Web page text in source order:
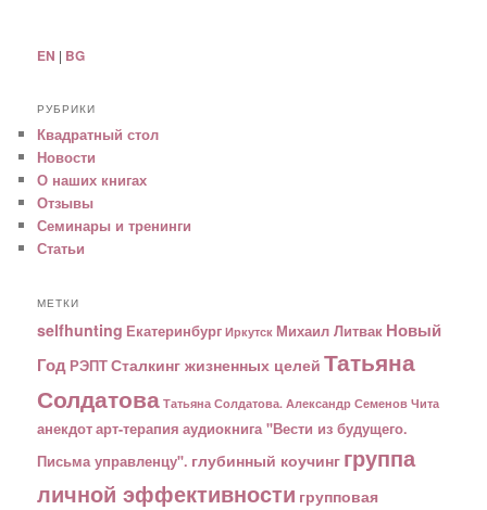
EN | BG
РУБРИКИ
Квадратный стол
Новости
О наших книгах
Отзывы
Семинары и тренинги
Статьи
МЕТКИ
selfhunting Екатеринбург Иркутск Михаил Литвак Новый
Год РЭПТСталкинг жизненных целей Татьяна
Солдатова Татьяна Солдатова. Александр Семенов Чита
анекдотарт-терапия аудиокнига "Вести из будущего.
Письма управленцу". глубинный коучинг группа
личной эффективности групповая